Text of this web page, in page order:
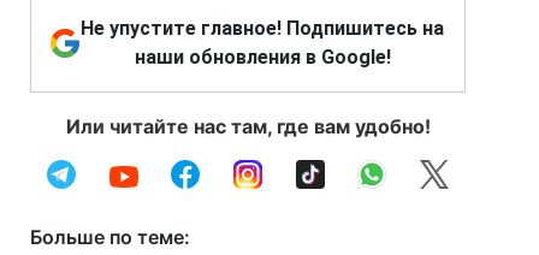
Не упустите главное! Подпишитесь на
наши обновления в Google!
Или читайте нас там, где вам удобно!
Больше по теме: